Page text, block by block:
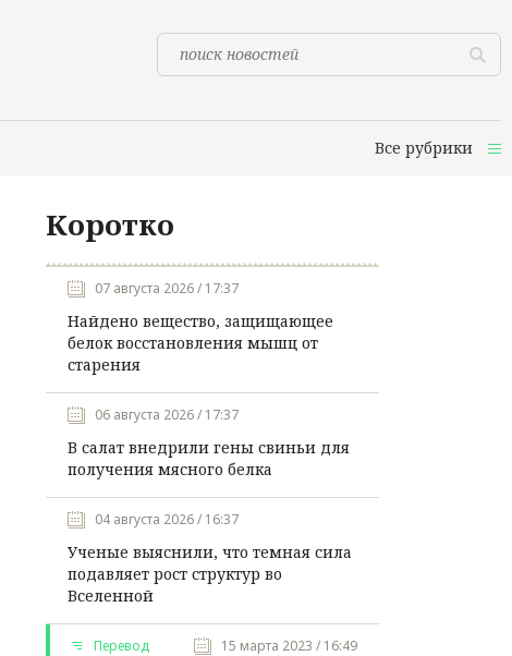
Все рубрики
Коротко
07 августа 2026 / 17:37
Найдено вещество, защищающее
белок восстановления мышц от
старения
06 августа 2026 / 17:37
В салат внедрили гены свиньи для
получения мясного белка
04 августа 2026 / 16:37
Ученые выяснили, что темная сила
подавляет рост структур во
Вселенной
Перевод 15 марта 2023 / 16:49